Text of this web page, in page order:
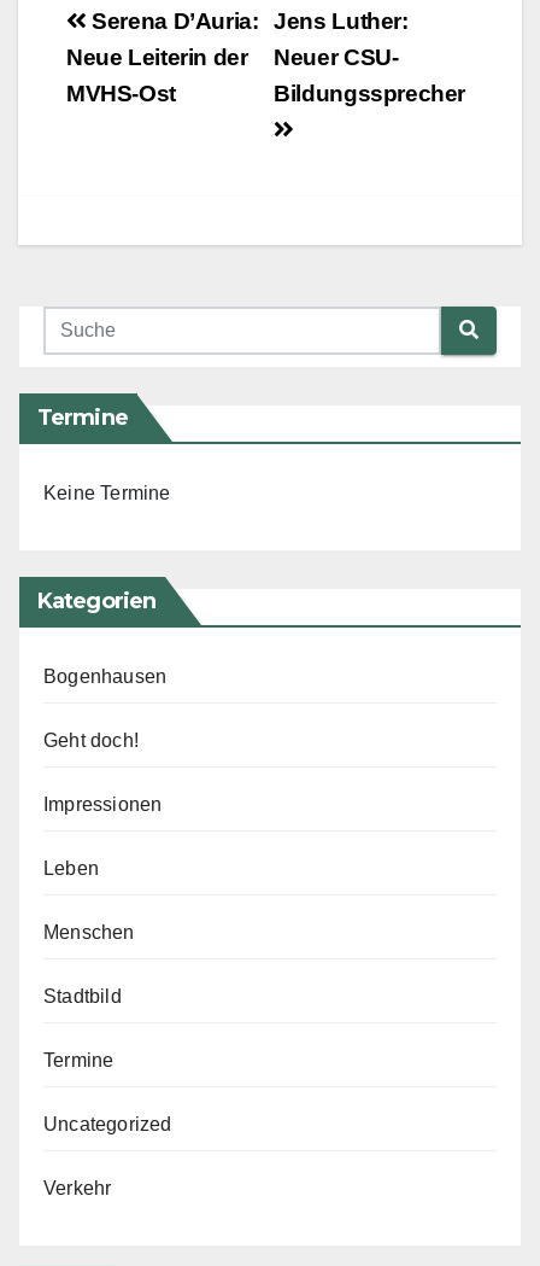
Beitragsnavigation
Jens Luther:
Neuer CSU-
Bildungssprecher
Serena D’Auria:
Neue Leiterin der
MVHS-Ost
Termine
Keine Termine
Kategorien
Bogenhausen
Geht doch!
Impressionen
Leben
Menschen
Stadtbild
Termine
Uncategorized
Verkehr